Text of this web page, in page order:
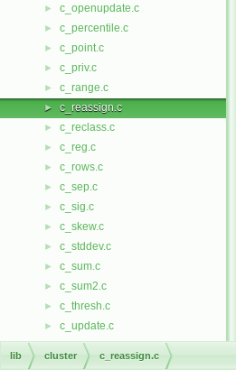
► c_openupdate.c
► c_percentile.c
► c_point.c
► c_priv.c
► c_range.c
► c_reassign.c
► c_reclass.c
► c_reg.c
► c_rows.c
► c_sep.c
► c_sig.c
► c_skew.c
► c_stddev.c
► c_sum.c
► c_sum2.c
► c_thresh.c
► c_update.c
c_var.c
c_version.c
lib cluster c_reassign.c